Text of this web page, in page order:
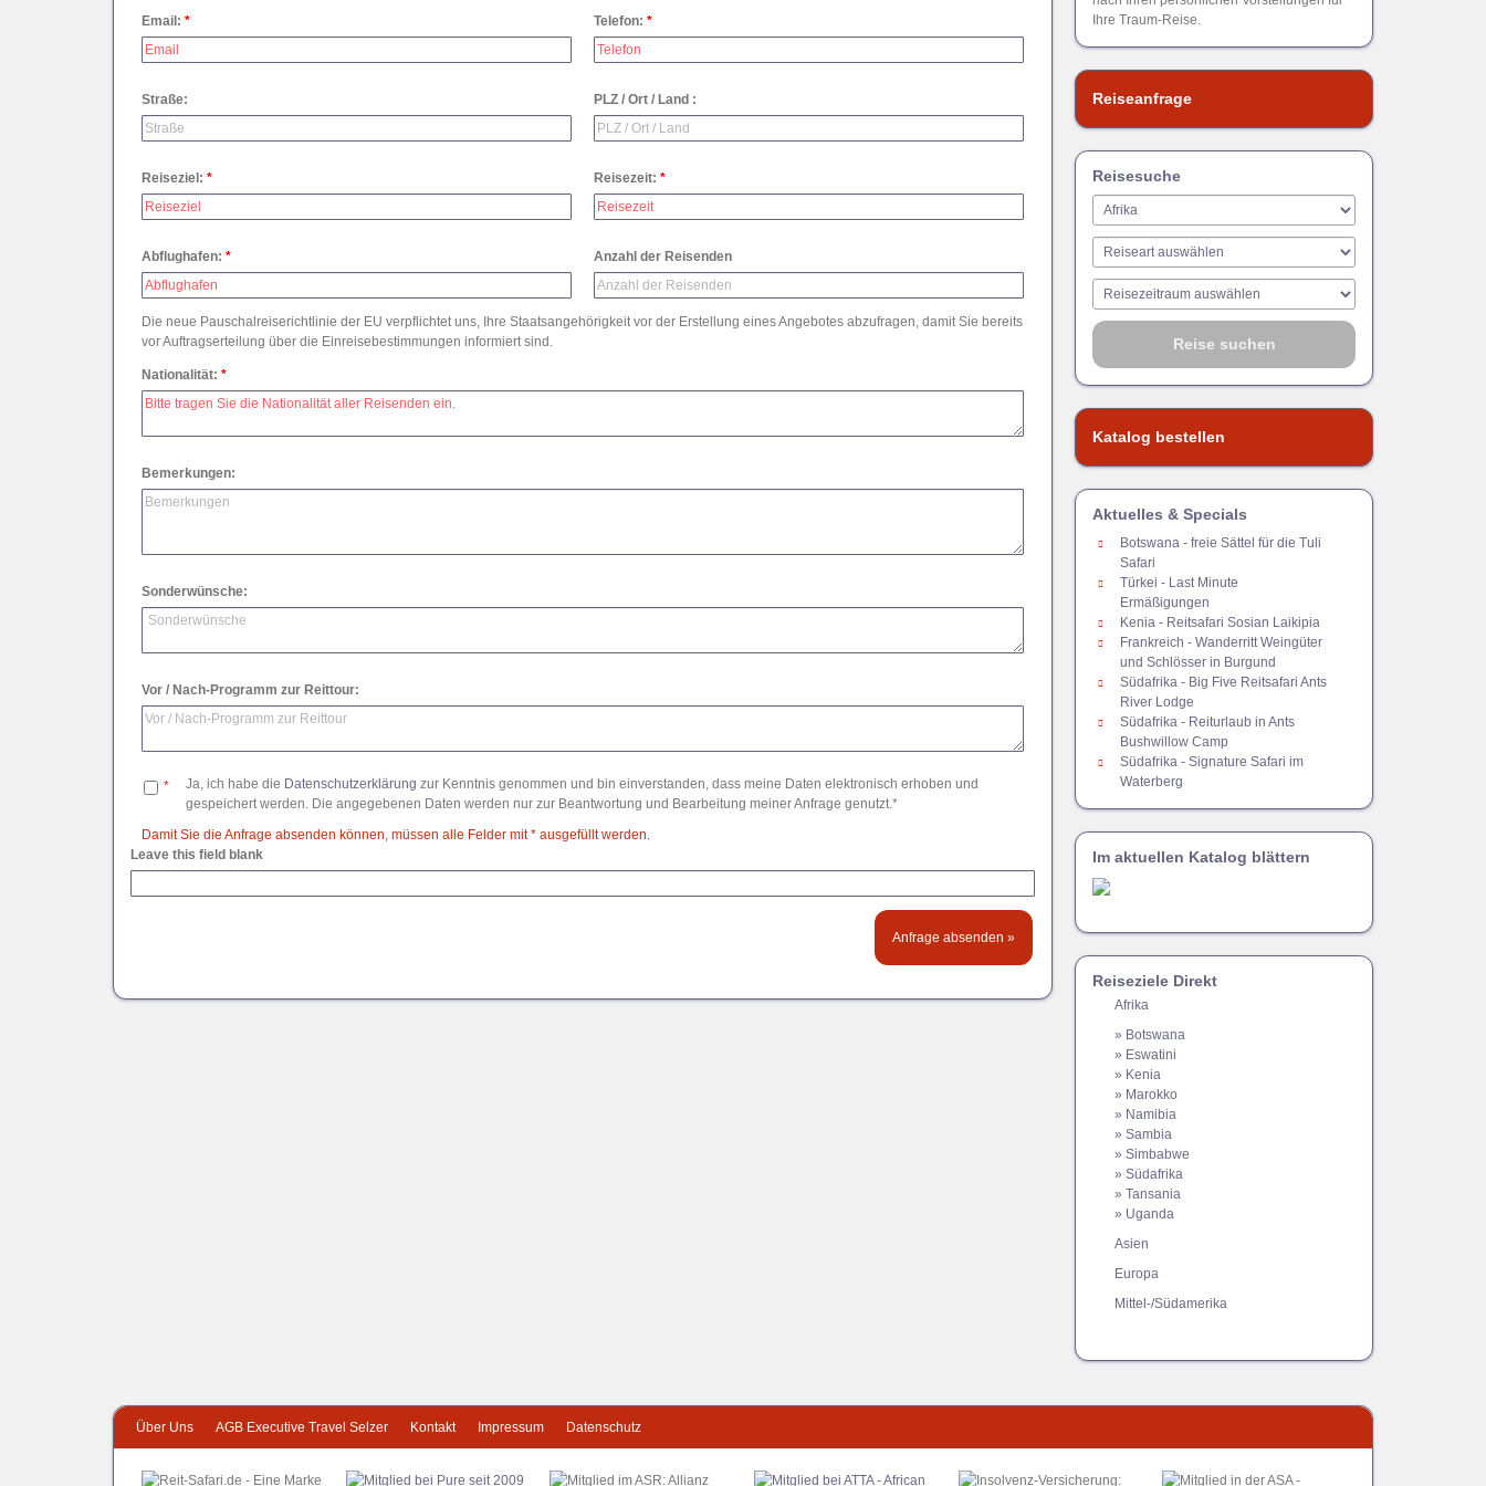
Simbabwe
Südafrika
Tansania
Uganda
Email: * Telefon: *
Straße: PLZ / Ort / Land :
Reiseziel: * Reisezeit: *
Abflughafen: * Anzahl der Reisenden
Die neue Pauschalreiserichtlinie der EU verpflichtet uns, Ihre Staatsangehörigkeit vor der Erstellung eines Angebotes abzufragen, damit Sie bereits
vor Auftragserteilung über die Einreisebestimmungen informiert sind.
Nationalität: *
Bemerkungen:
Sonderwünsche:
Vor / Nach-Programm zur Reittour:
* Ja, ich habe die Datenschutzerklärung zur Kenntnis genommen und bin einverstanden, dass meine Daten elektronisch erhoben und
gespeichert werden. Die angegebenen Daten werden nur zur Beantwortung und Bearbeitung meiner Anfrage genutzt.*
Damit Sie die Anfrage absenden können, müssen alle Felder mit * ausgefüllt werden.
Leave this field blank
Ihre Traum-Reise.
Reiseanfrage
Reisesuche
Katalog bestellen
Aktuelles & Specials
Botswana - freie Sättel für die Tuli
Safari
Türkei - Last Minute
Ermäßigungen
Kenia - Reitsafari Sosian Laikipia
Frankreich - Wanderritt Weingüter
und Schlösser in Burgund
Südafrika - Big Five Reitsafari Ants
River Lodge
Südafrika - Reiturlaub in Ants
Bushwillow Camp
Südafrika - Signature Safari im
Waterberg
Im aktuellen Katalog blättern
Reiseziele Direkt
Afrika
» Botswana
» Eswatini
» Kenia
» Marokko
» Namibia
» Sambia
» Simbabwe
» Südafrika
» Tansania
» Uganda
Asien
Europa
Mittel-/Südamerika
Über Uns AGB Executive Travel Selzer Kontakt Impressum Datenschutz